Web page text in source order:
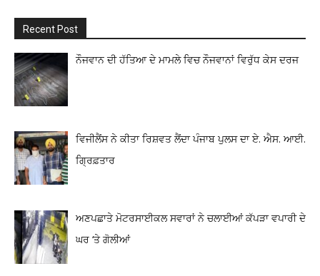
Recent Post
ਨੌਜਵਾਨ ਦੀ ਹੱਤਿਆ ਦੇ ਮਾਮਲੇ ਵਿਚ ਨੌਜਵਾਨਾਂ ਵਿਰੁੱਧ ਕੇਸ ਦਰਜ
ਵਿਜੀਲੈਂਸ ਨੇ ਕੀਤਾ ਰਿਸ਼ਵਤ ਲੈਂਦਾ ਪੰਜਾਬ ਪੁਲਸ ਦਾ ਏ. ਐਸ. ਆਈ.
ਗ੍ਰਿਫ਼ਤਾਰ
ਅਣਪਛਾਤੇ ਮੋਟਰਸਾਈਕਲ ਸਵਾਰਾਂ ਨੇ ਚਲਾਈਆਂ ਕੱਪੜਾ ਵਪਾਰੀ ਦੇ
ਘਰ ‘ਤੇ ਗੋਲੀਆਂ